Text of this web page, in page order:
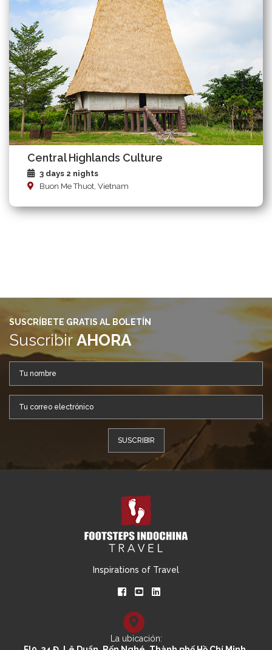
Central Highlands Culture
3 days 2 nights
Buon Me Thuot, Vietnam
SUSCRÍBETE GRATIS AL BOLETÍN
Suscribir AHORA
Inspirations of Travel
La ubicación: